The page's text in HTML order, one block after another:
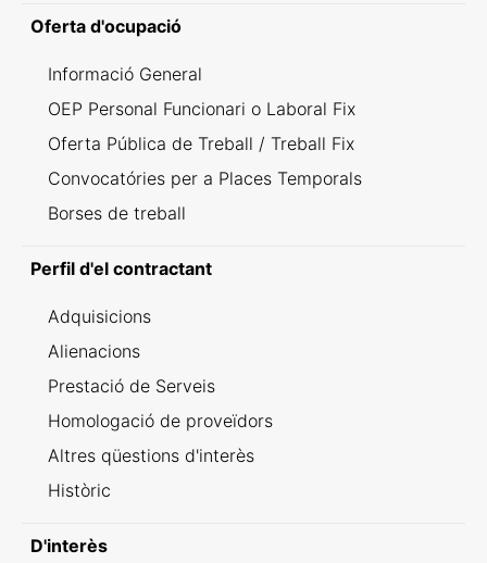
Oferta d'ocupació
Informació General
OEP Personal Funcionari o Laboral Fix
Oferta Pública de Treball / Treball Fix
Convocatóries per a Places Temporals
Borses de treball
Perfil d'el contractant
Adquisicions
Alienacions
Prestació de Serveis
Homologació de proveïdors
Altres qüestions d'interès
Històric
D'interès